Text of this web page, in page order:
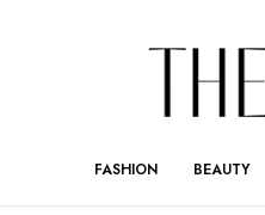
FASHION BEAUTY